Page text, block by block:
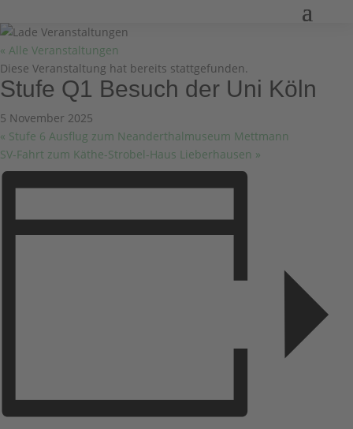
« Alle Veranstaltungen
Diese Veranstaltung hat bereits stattgefunden.
Stufe Q1 Besuch der Uni Köln
5 November 2025
« Stufe 6 Ausflug zum Neanderthalmuseum Mettmann
SV-Fahrt zum Käthe-Strobel-Haus Lieberhausen »